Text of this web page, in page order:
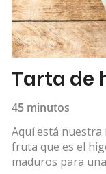
Tarta de
45 minutos
Aquí está nuestra
fruta que es el
maduros para